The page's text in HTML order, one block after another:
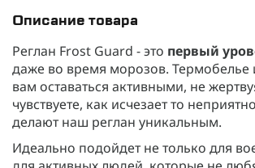
Описание товара
Реглан Frost Guard - это первый
даже во время морозов. Термобелье
вам оставаться активными, не
чувствуете, как исчезает то
делают наш реглан уникальным.
Идеально подойдет не только для